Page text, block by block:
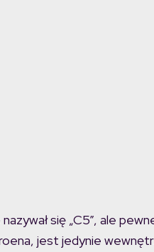
się „C5”, ale
jest jedynie